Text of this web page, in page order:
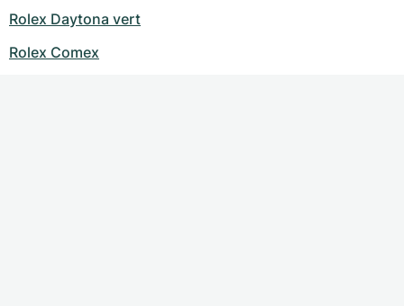
Rolex Daytona vert
Rolex Comex